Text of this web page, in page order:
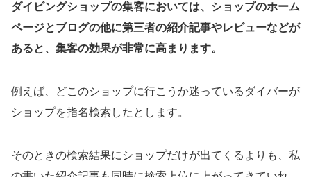
ダイビングショップの集客においては、ショップのホーム
ページとブログの他に第三者の紹介記事やレビューなどが
あると、集客の効果が非常に高まります。
例えば、どこのショップに行こうか迷っているダイバーが
ショップを指名検索したとします。
そのときの検索結果にショップだけが出てくるよりも、私